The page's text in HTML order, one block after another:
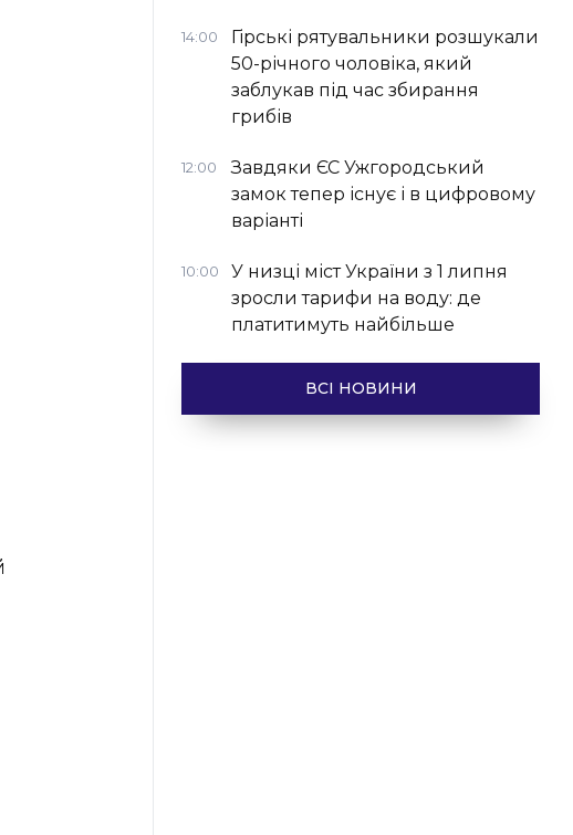
14:00
Гірські рятувальники розшукали
50-річного чоловіка, який
заблукав під час збирання
грибів
12:00
Завдяки ЄС Ужгородський
замок тепер існує і в цифровому
варіанті
10:00
У низці міст України з 1 липня
зросли тарифи на воду: де
платитимуть найбільше
ВСІ НОВИНИ